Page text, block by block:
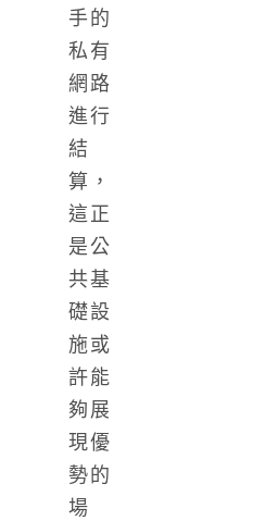
手的
私有
網路
進行
結
算，
這正
是公
共基
礎設
施或
許能
夠展
現優
勢的
場